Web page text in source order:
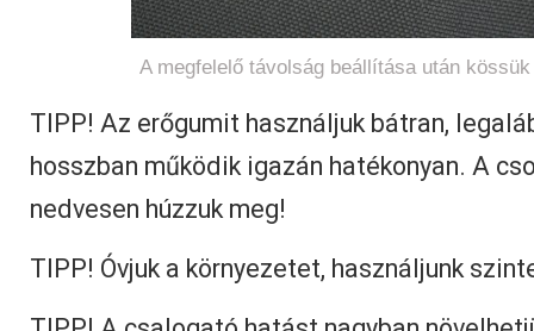
A megfelelő távolság beállítása után
TIPP! Az erőgumit használjuk bátran,
hosszban működik igazán hatékonyan. A
nedvesen húzzuk meg!
TIPP! Óvjuk a környezetet, használjunk